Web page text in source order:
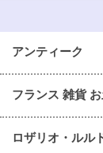
アンティーク
フランス 雑貨
ロザリオ・ルル